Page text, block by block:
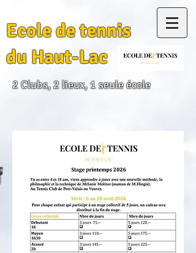
Ecole de tennis
du Haut-Lac
2 Clubs, 2 lieux, 1 seule école